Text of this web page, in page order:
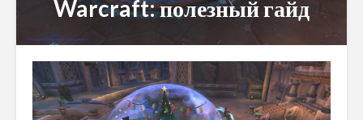
Warcraft: полезный гайд